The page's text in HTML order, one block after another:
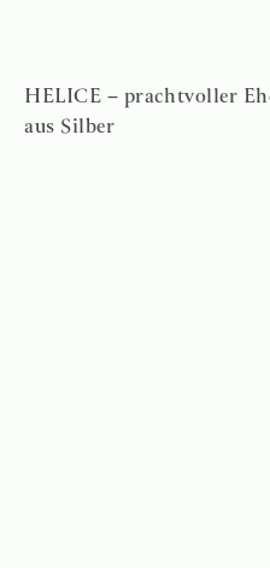
HELICE – prachtvoller
aus Silber